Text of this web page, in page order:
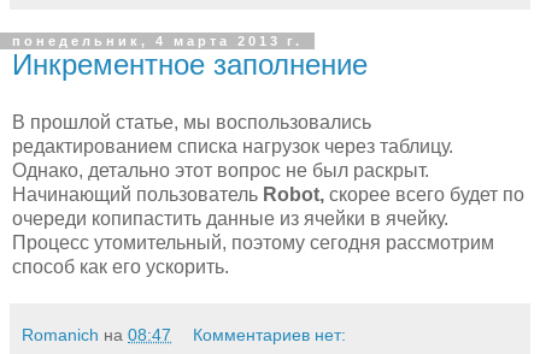
понедельник, 4 марта 2013 г.
Инкрементное заполнение
В прошлой статье, мы воспользовались
редактированием списка нагрузок через таблицу.
Однако, детально этот вопрос не был раскрыт.
Начинающий пользователь Robot, скорее всего будет по
очереди копипастить данные из ячейки в ячейку.
Процесс утомительный, поэтому сегодня рассмотрим
способ как его ускорить.
Romanich на 08:47 Комментариев нет: